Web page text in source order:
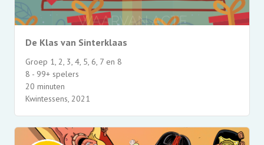
De Klas van Sinterklaas
Groep 1, 2, 3, 4, 5, 6, 7 en 8
8 - 99+ spelers
20 minuten
Kwintessens, 2021